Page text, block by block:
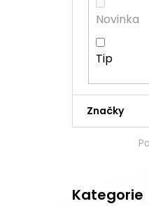
Novinka
Tip
Značky
kategorie
Kategorie